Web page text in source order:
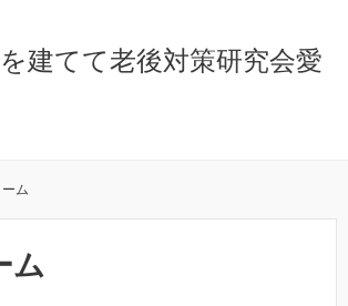
建てて老後対策研究会愛
ム
ム